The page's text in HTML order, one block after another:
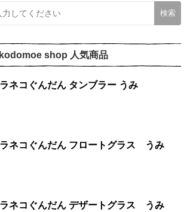
kodomoe shop 人気商品
ノラネコぐんだん タンブラー うみ
ノラネコぐんだん フロートグラス うみ
ノラネコぐんだん デザートグラス うみ